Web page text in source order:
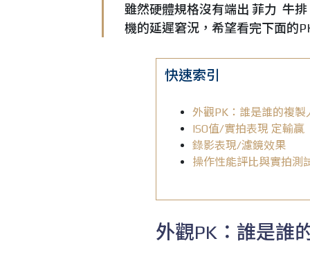
雖然硬體規格沒有端出 菲力 牛
機的延遲窘況，希望看完下面的
快速索引
外觀PK：誰是誰的複製
ISO值/實拍表現 定輸贏
錄影表現/濾鏡效果
操作性能評比與實拍測
外觀PK：誰是誰